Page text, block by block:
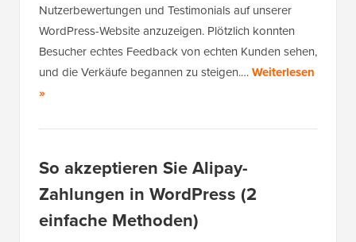
Nutzerbewertungen und Testimonials auf unserer
WordPress-Website anzuzeigen. Plötzlich konnten
Besucher echtes Feedback von echten Kunden sehen,
und die Verkäufe begannen zu steigen.…Weiterlesen
»
So akzeptieren Sie Alipay-
Zahlungen in WordPress (2
einfache Methoden)